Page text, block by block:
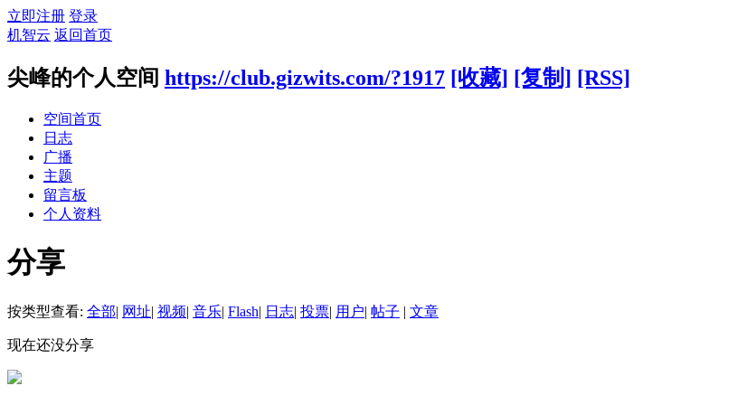
立即注册 登录
机智云 返回首页
尖峰的个人空间 https://club.gizwits.com/?1917 [收藏] [复制] [RSS]
空间首页
日志
广播
主题
留言板
个人资料
分享
按类型查看: 全部| 网址| 视频| 音乐| Flash| 日志| 投票| 用户| 帖子 | 文章
现在还没分享